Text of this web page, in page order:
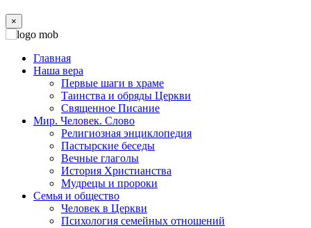
×
Главная
Наша вера
Первые шаги в храме
Таинства и обряды Церкви
Священное Писание
Мир. Человек. Слово
Религиозная энциклопедия
Пастырские беседы
Вечные глаголы
История Христианства
Мудрецы и пророки
Семья и общество
Человек в Церкви
Психология семейных отношений